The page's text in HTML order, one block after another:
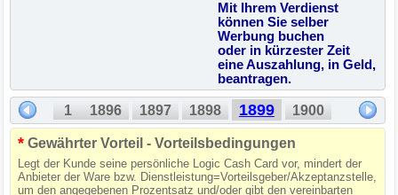
Mit Ihrem Verdienst
können Sie selber
Werbung buchen
oder in kürzester Zeit
eine Auszahlung, in Geld,
beantragen.
1 1896 1897 1898 1899 1900
* Gewährter Vorteil - Vorteilsbedingungen
Legt der Kunde seine persönliche Logic Cash Card vor, mindert der
Anbieter der Ware bzw. Dienstleistung=Vorteilsgeber/Akzeptanzstelle,
um den angegebenen Prozentsatz und/oder gibt den vereinbarten